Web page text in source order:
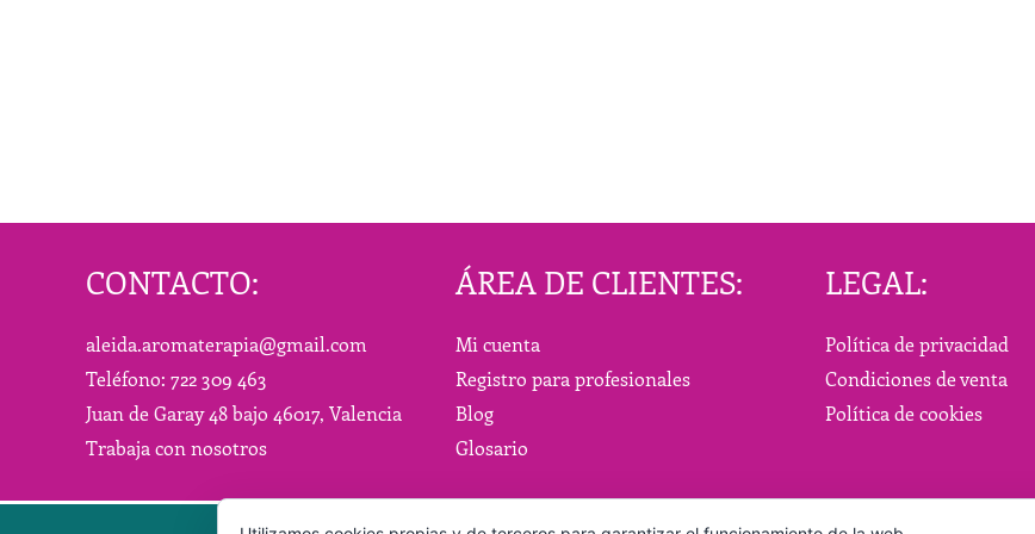
CONTACTO:
aleida.aromaterapia@gmail.com
Teléfono: 722 309 463
Juan de Garay 48 bajo 46017, Valencia
Trabaja con nosotros
ÁREA DE CLIENTES:
Mi cuenta
Registro para profesionales
Blog
Glosario
LEGAL:
Política de privacidad
Condiciones de venta
Política de cookies